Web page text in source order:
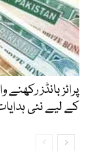
پرائز بانڈز
کے لیے نئی